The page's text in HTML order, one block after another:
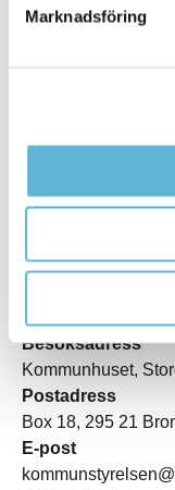
Marknadsföring
Besöksadress
Kommunhuset,
Postadress
Box 18, 295 21
E-post